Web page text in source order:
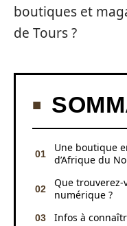
boutiques et
de Tours ?
Une boutique
d’Afrique du
Que
numérique ?
Infos à